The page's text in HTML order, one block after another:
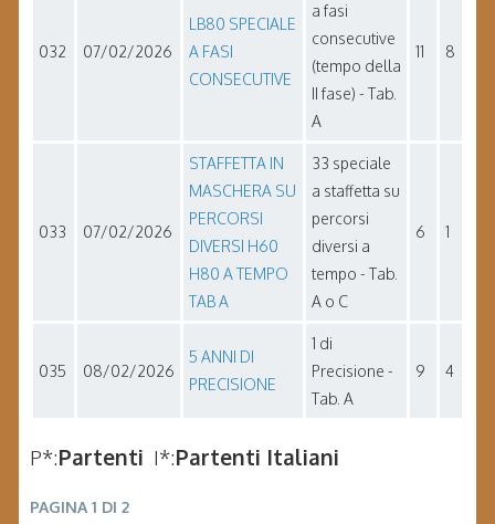
032 07/02/2026
LB80 SPECIALE
A FASI
CONSECUTIVE
a fasi
consecutive
(tempo della
II fase) - Tab.
A
11 8
033 07/02/2026
STAFFETTA IN
MASCHERA SU
PERCORSI
DIVERSI H60
H80 A TEMPO
TAB A
33 speciale
a staffetta su
percorsi
diversi a
tempo - Tab.
A o C
6 1
035 08/02/2026
5 ANNI DI
PRECISIONE
1 di
Precisione -
Tab. A
9 4
P*:Partenti I*:Partenti Italiani
PAGINA 1 DI 2